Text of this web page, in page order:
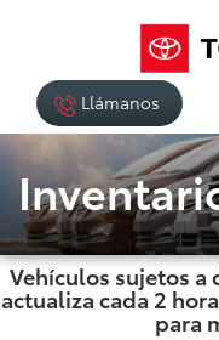
Llámanos
Vehículos sujetos
actualiza cada 2
para